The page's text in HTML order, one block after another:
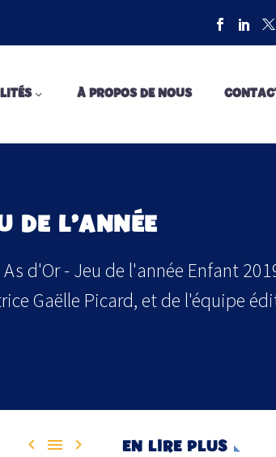
À PROPOS DE NOUS
DE L’ANNÉE
d'Or - Jeu de l'année Enfant
Gaëlle Picard, et de l'équipe
   EN LIRE PLUS